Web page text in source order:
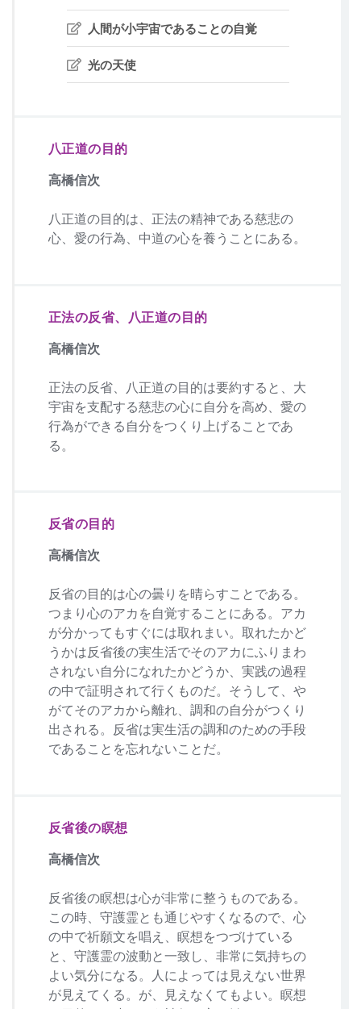
人間が小宇宙であることの自覚
光の天使
八正道の目的
高橋信次
八正道の目的は、正法の精神である慈悲の
心、愛の行為、中道の心を養うことにある。
正法の反省、八正道の目的
高橋信次
正法の反省、八正道の目的は要約すると、大
宇宙を支配する慈悲の心に自分を高め、愛の
行為ができる自分をつくり上げることであ
る。
反省の目的
高橋信次
反省の目的は心の曇りを晴らすことである。
つまり心のアカを自覚することにある。アカ
が分かってもすぐには取れまい。取れたかど
うかは反省後の実生活でそのアカにふりまわ
されない自分になれたかどうか、実践の過程
の中で証明されて行くものだ。そうして、や
がてそのアカから離れ、調和の自分がつくり
出される。反省は実生活の調和のための手段
であることを忘れないことだ。
反省後の瞑想
高橋信次
反省後の瞑想は心が非常に整うものである。
この時、守護霊とも通じやすくなるので、心
の中で祈願文を唱え、瞑想をつづけている
と、守護霊の波動と一致し、非常に気持ちの
よい気分になる。人によっては見えない世界
が見えてくる。が、見えなくてもよい。瞑想